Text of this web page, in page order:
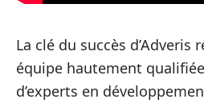
La clé du succès d’Adveris
équipe hautement
d’experts en